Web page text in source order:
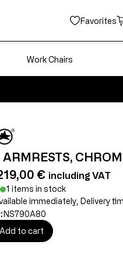
Favorites
Work Chairs
ARMRESTS,
€ including VAT
1 items in stock
immediately, Delivery
NS790A80
to cart